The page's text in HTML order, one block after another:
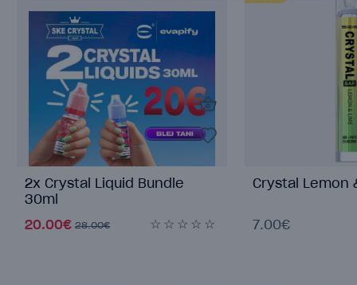
Crystal Lemon & Lime
7.00€
Crystal Fresh
7.00€